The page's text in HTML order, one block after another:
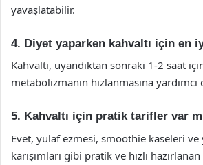
yavaşlatabilir.
4. Diyet yaparken kahvaltı için en
Kahvaltı, uyandıktan sonraki 1-2 saat
metabolizmanın hızlanmasına yardımcı
5. Kahvaltı için pratik tarifler var
Evet, yulaf ezmesi, smoothie kaseleri
karışımları gibi pratik ve hızlı